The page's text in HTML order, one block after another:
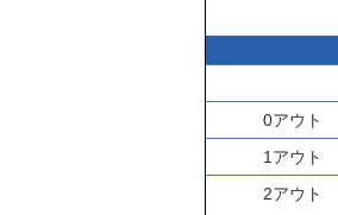
0アウト
1アウト
2アウト